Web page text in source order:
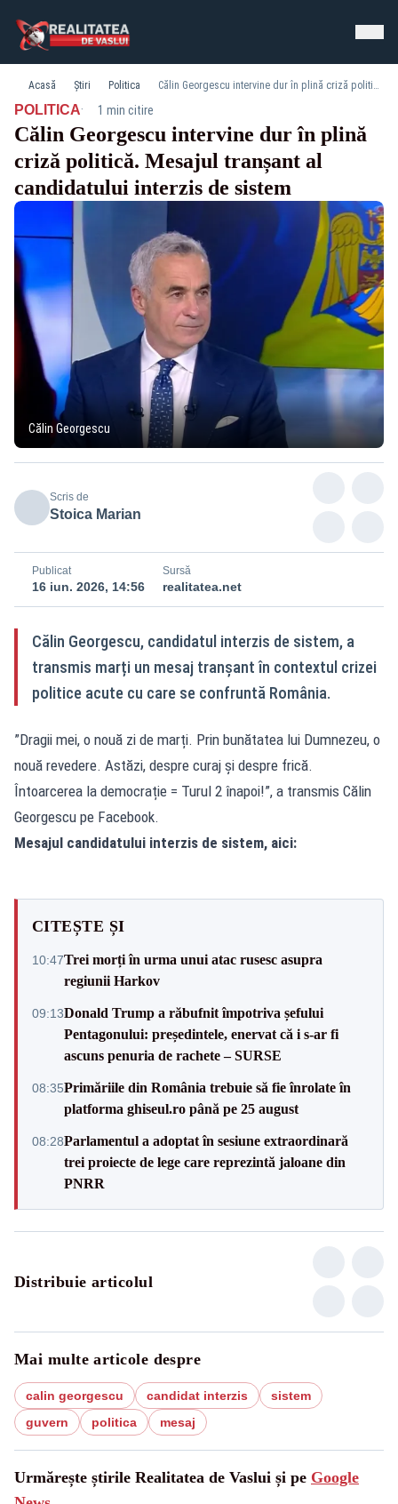
Acasă Știri Politica Călin Georgescu intervine dur în plină criză politică. Mesajul tranșant al candidatului interzis de sistem
POLITICA· 1 min citire
Călin Georgescu intervine dur în plină
criză politică. Mesajul tranșant al
candidatului interzis de sistem
Călin Georgescu
Scris de
Stoica Marian
Publicat
16 iun. 2026, 14:56
Sursă
realitatea.net
Călin Georgescu, candidatul interzis de sistem, a
transmis marți un mesaj tranșant în contextul crizei
politice acute cu care se confruntă România.
”Dragii mei, o nouă zi de marți. Prin bunătatea lui Dumnezeu, o
nouă revedere. Astăzi, despre curaj și despre frică.
Întoarcerea la democrație = Turul 2 înapoi!”, a transmis Călin
Georgescu pe Facebook.
Mesajul candidatului interzis de sistem, aici:
CITEȘTE ȘI
10:47Trei morți în urma unui atac rusesc asupra
regiunii Harkov
09:13Donald Trump a răbufnit împotriva șefului
Pentagonului: președintele, enervat că i s-ar fi
ascuns penuria de rachete – SURSE
08:35Primăriile din România trebuie să fie înrolate în
platforma ghiseul.ro până pe 25 august
08:28Parlamentul a adoptat în sesiune extraordinară
trei proiecte de lege care reprezintă jaloane din
PNRR
Distribuie articolul
Mai multe articole despre
calin georgescu candidat interzis
sistem
guvern
politica mesaj
Urmărește știrile Realitatea de Vaslui și pe Google